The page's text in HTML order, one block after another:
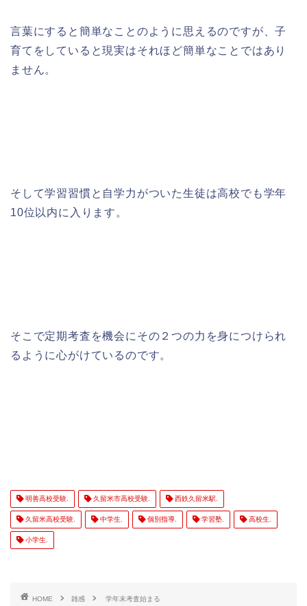
言葉にすると簡単なことのように思えるのですが、子
育てをしていると現実はそれほど簡単なことではあり
ません。
そして学習習慣と自学力がついた生徒は高校でも学年
10位以内に入ります。
そこで定期考査を機会にその２つの力を身につけられ
るように心がけているのです。
明善高校受験. 久留米市高校受験. 西鉄久留米駅.
久留米高校受験. 中学生. 個別指導. 学習塾. 高校生.
小学生.
HOME 雑感 学年末考査始まる